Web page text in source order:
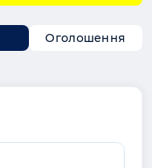
Оголошення